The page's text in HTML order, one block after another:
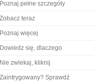
Poznaj pełne szczegóły
Zobacz teraz
Poznaj więcej
Dowiedz się, dlaczego
Nie zwlekaj, kliknij
Zaintrygowany? Sprawdź